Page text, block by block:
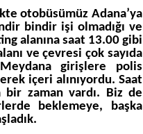
otobüsümüz Adana’ya
bindir işi olmadığı ve
alanına saat 13.00 gibi
ve çevresi çok sayıda
girişlere polis
içeri alınıyordu. Saat
bir zaman vardı. Biz de
beklemeye, başka